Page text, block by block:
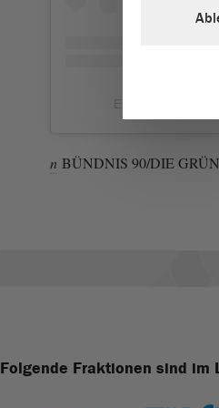
Ein Beitrag
n BÜNDNIS 90/DIE
Folgende Fraktionen sind im